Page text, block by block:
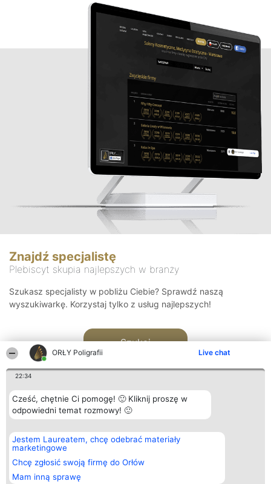
ORŁY Poligrafii Live chat
22:34
Cześć, chętnie Ci pomogę! 🙂 Kliknij proszę w
odpowiedni temat rozmowy! 🙂
Jestem Laureatem, chcę odebrać materiały
marketingowe
Chcę zgłosić swoją firmę do Orłów
Mam inną sprawę
Znajdź specjalistę
Plebiscyt skupia najlepszych w branży
Szukasz specjalisty w pobliżu Ciebie? Sprawdź naszą
wyszukiwarkę. Korzystaj tylko z usług najlepszych!
Szukaj
Organizator plebiscytu
Bright Side Solutions sp. z o.
o. sp. k.
ul. Ruska 22
Wrocław 50-079
KRS 0000749100 | Regon
Plebiscyt
Laureaci
wszystkich
Laureatów
Kontakt
Kontakt